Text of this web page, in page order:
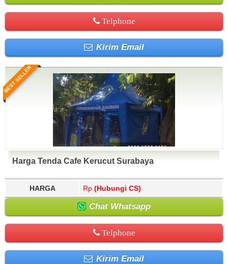
Telphone
Kirim Email
BEST SELLER
Harga Tenda Cafe Kerucut Surabaya
HARGA Rp. (Hubungi CS)
Chat Whatsapp
Telphone
Kirim Email